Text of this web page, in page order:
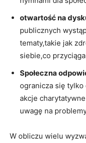
otwartość na
⁣publicznych⁣
tematy,takie ⁣jak
siebie,co
Społeczna
ogranicza się tylko
akcje
uwagę na‍
W obliczu wielu